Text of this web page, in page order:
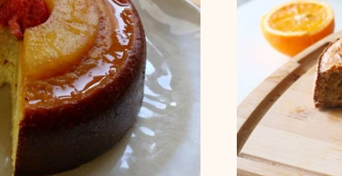
Vida Fitness Elige Bien Lasañas
Aderezos Acompañantes Recetas